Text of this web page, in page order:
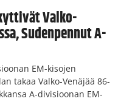
Valko-
Sudenpennut A-
EM-kisojen
takaa Valko-Venäjää 86-
A-divisioonan EM-